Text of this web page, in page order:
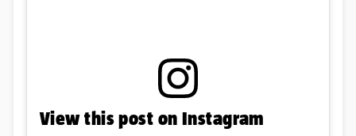
View this post on Instagram